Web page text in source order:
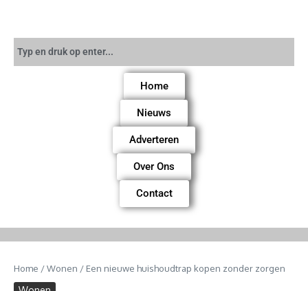
Home
Nieuws
Adverteren
Over Ons
Contact
Home /Wonen / Een nieuwe huishoudtrap kopen zonder zorgen